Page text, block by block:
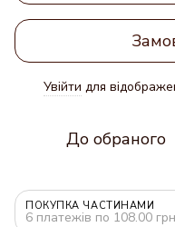
Увійти для
До обраного
ПОКУПКА ЧАСТИНАМИ
6 платежів по 108.00 грн